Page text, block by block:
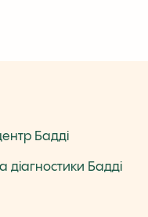
Бадді
діагностики Бадді